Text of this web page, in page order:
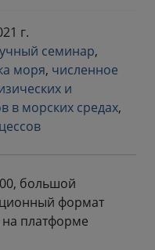
г.
семинар,
моря, численное
и
в морских средах,
большой
формат
платформе